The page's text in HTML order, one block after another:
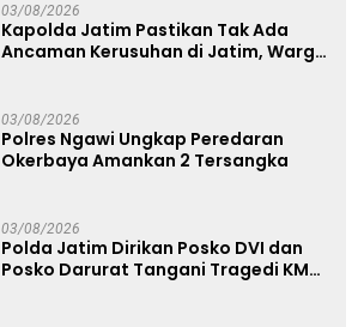
03/08/2026
Kapolda Jatim Pastikan Tak Ada
Ancaman Kerusuhan di Jatim, Warga
03/08/2026
Polres Ngawi Ungkap Peredaran
Okerbaya Amankan 2 Tersangka
03/08/2026
Polda Jatim Dirikan Posko DVI dan
Posko Darurat Tangani Tragedi KMP